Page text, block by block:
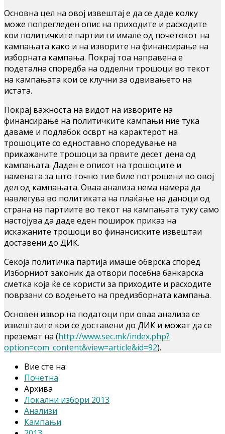
Основна цел на овој извештај е да се даде колку
може попрегледен опис на приходите и расходите
кои политичките партии ги имале од почетокот на
кампањата како и на изворите на финансирање на
изборната кампања. Покрај тоа направена е
подетална споредба на одделни трошоци во текот
на кампањата кои се клучни за одвивањето на
истата.
Покрај важноста на видот на изворите на
финансирање на политичките кампањи ние тука
даваме и подлабок осврт на карактерот на
трошоците со едноставно споредување на
прикажаните трошоци за првите десет дена од
кампањата. Даден е описот на трошоците и
намената за што точно тие биле потрошени во овој
дел од кампањата. Оваа анализа нема намера да
навлегува во политиката на плаќање на даноци од
страна на партиите во текот на кампањата туку само
настојува да даде еден поширок приказ на
искажаните трошоци во финансиските извештаи
доставени до ДИК.
Секоја политичка партија имаше обврска според
Изборниот законик да отвори посебна банкарска
сметка која ќе се користи за приходите и расходите
поврзани со водењето на предизборната кампања.
Основен извор на податоци при оваа анализа се
извештаите кои се доставени до ДИК и можат да се
преземат на (http://www.sec.mk/index.php?
option=com_content&view=article&id=92).
Вие сте на:
Почетна
Архива
Локални избори 2013
Анализи
Кампањи